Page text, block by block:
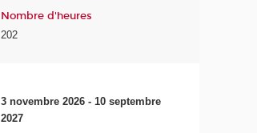
Nombre d'heures
202
3 novembre 2026 - 10 septembre
2027